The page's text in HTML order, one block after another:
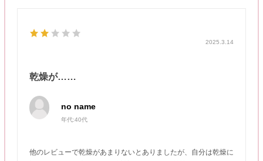
2025.3.14
乾燥が……
no name
年代:40代
他のレビューで乾燥があまりないとありましたが、自分は乾燥に